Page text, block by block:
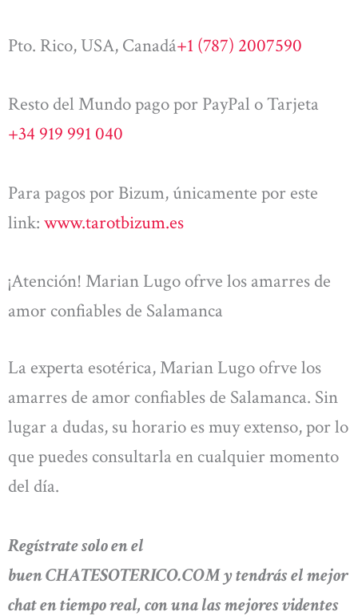
Pto. Rico, USA, Canadá+1 (787) 2007590
Resto del Mundo pago por PayPal o Tarjeta
+34 919 991 040
Para pagos por Bizum, únicamente por este
link: www.tarotbizum.es
¡Atención! Marian Lugo ofrve los amarres de
amor confiables de Salamanca
La experta esotérica, Marian Lugo ofrve los
amarres de amor confiables de Salamanca. Sin
lugar a dudas, su horario es muy extenso, por lo
que puedes consultarla en cualquier momento
del día.
Regístrate solo en el
buen CHATESOTERICO.COM y tendrás el mejor
chat en tiempo real, con una las mejores videntes